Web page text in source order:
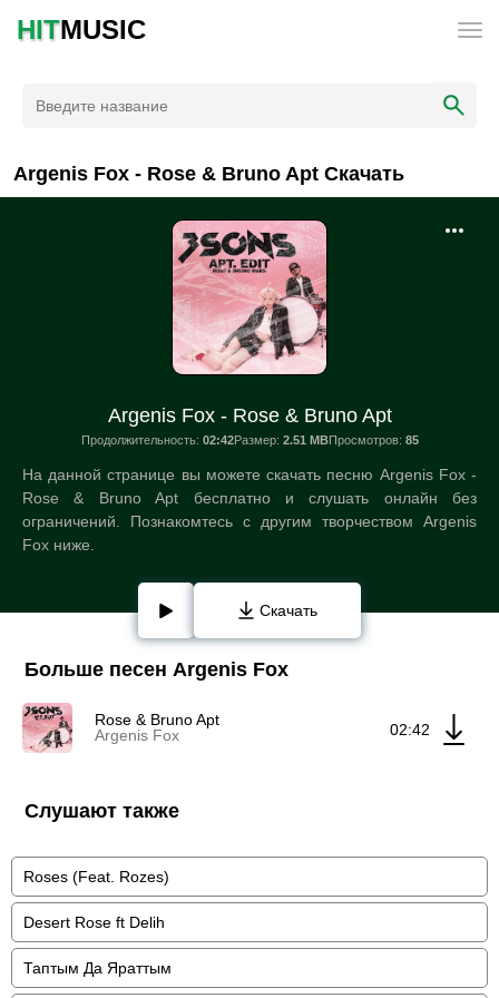
HITMUSIC
Argenis Fox - Rose & Bruno Apt Скачать
Argenis Fox - Rose & Bruno Apt
Продолжительность: 02:42Размер: 2.51 MBПросмотров: 85
На данной странице вы можете скачать песню Argenis Fox -
Rose & Bruno Apt бесплатно и слушать онлайн без
ограничений. Познакомтесь с другим творчеством Argenis
Fox ниже.
Скачать
Больше песен Argenis Fox
Rose & Bruno Apt
Argenis Fox
02:42
Слушают также
Roses (Feat. Rozes)
Desert Rose ft Delih
Таптым Да Яраттым